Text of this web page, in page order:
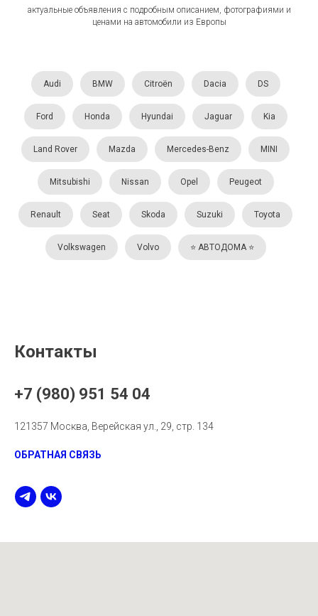
актуальные объявления с подробным описанием, фотографиями и
ценами на автомобили из Европы
Audi BMW Citroën Dacia DS
Ford Honda Hyundai Jaguar Kia
Land Rover Mazda Mercedes-Benz MINI
Mitsubishi Nissan Opel Peugeot
Renault Seat Skoda Suzuki Toyota
Volkswagen Volvo ⭐️ АВТОДОМА ⭐️
Контакты
+7 (980) 951 54 04
121357 Москва, Верейская ул., 29, стр. 134
ОБРАТНАЯ СВЯЗЬ